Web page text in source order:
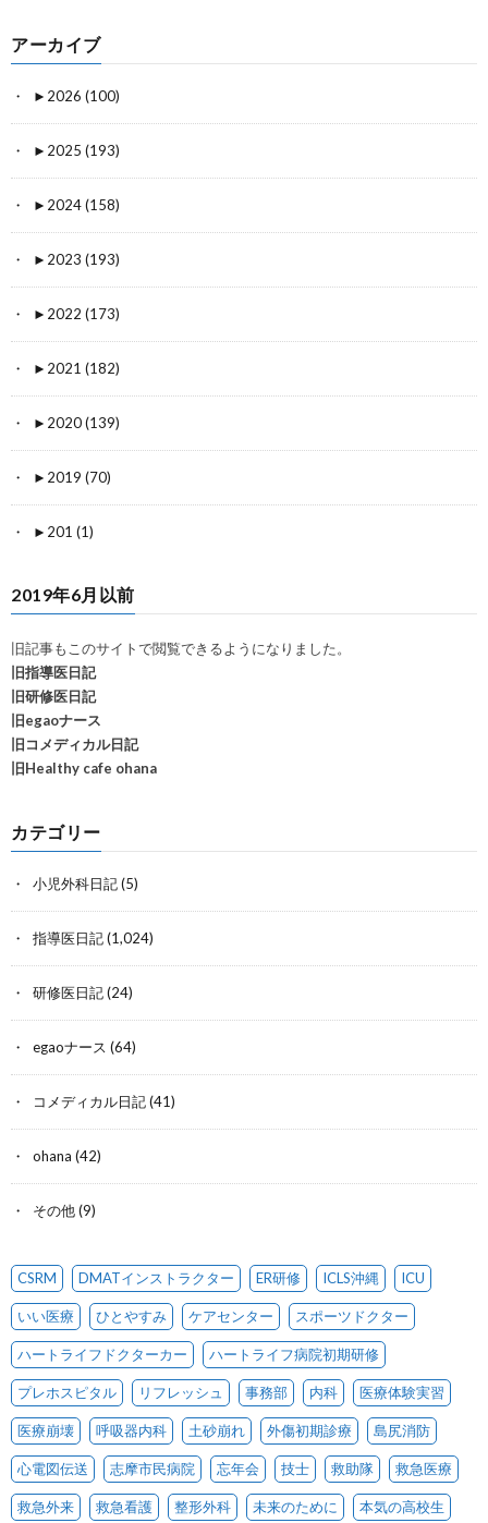
アーカイブ
► 2026 (100)
► 2025 (193)
► 2024 (158)
► 2023 (193)
► 2022 (173)
► 2021 (182)
► 2020 (139)
► 2019 (70)
► 201 (1)
2019年6月以前
旧記事もこのサイトで閲覧できるようになりました。
旧指導医日記
旧研修医日記
旧egaoナース
旧コメディカル日記
旧Healthy cafe ohana
カテゴリー
小児外科日記(5)
指導医日記(1,024)
研修医日記(24)
egaoナース (64)
コメディカル日記(41)
ohana (42)
その他(9)
CSRM DMATインストラクター ER研修 ICLS沖縄 ICU
いい医療 ひとやすみ ケアセンター スポーツドクター
ハートライフドクターカー ハートライフ病院初期研修
プレホスピタル リフレッシュ 事務部 内科 医療体験実習
医療崩壊 呼吸器内科 土砂崩れ 外傷初期診療 島尻消防
心電図伝送 志摩市民病院 忘年会 技士 救助隊 救急医療
救急外来 救急看護 整形外科 未来のために 本気の高校生